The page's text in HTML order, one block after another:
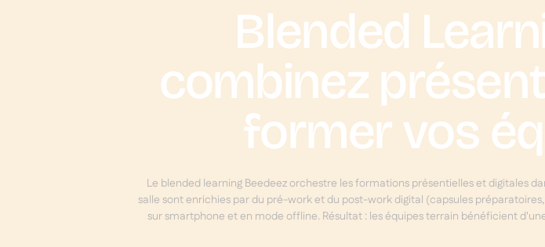
Blended
combinez
former vos
Le blended learning Beedeez orchestre les formations présentielles et digitales
salle sont enrichies par du pré-work et du post-work digital (capsules
sur smartphone et en mode offline. Résultat : les équipes terrain bénéficient